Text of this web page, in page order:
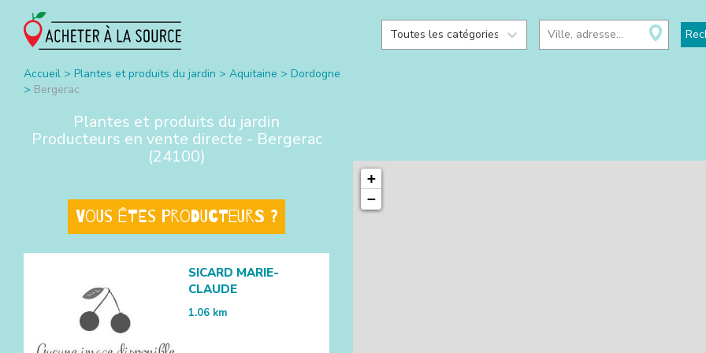
Toutes les catégories Ville, adresse...
Accueil > Plantes et produits du jardin > Aquitaine > Dordogne
> Bergerac
Plantes et produits du jardin
Producteurs en vente directe - Bergerac
(24100)
Vous êtes producteurs ?
SICARD MARIE-
CLAUDE
1.06 km
+
−